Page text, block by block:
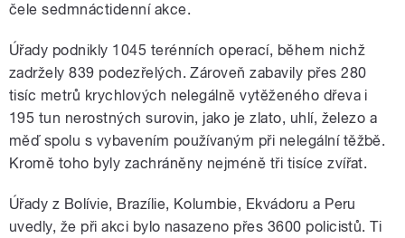
čele sedmnáctidenní akce.
Úřady podnikly 1045 terénních operací, během nichž
zadržely 839 podezřelých. Zároveň zabavily přes 280
tisíc metrů krychlových nelegálně vytěženého dřeva i
195 tun nerostných surovin, jako je zlato, uhlí, železo a
měď spolu s vybavením používaným při nelegální těžbě.
Kromě toho byly zachráněny nejméně tři tisíce zvířat.
Úřady z Bolívie, Brazílie, Kolumbie, Ekvádoru a Peru
uvedly, že při akci bylo nasazeno přes 3600 policistů. Ti